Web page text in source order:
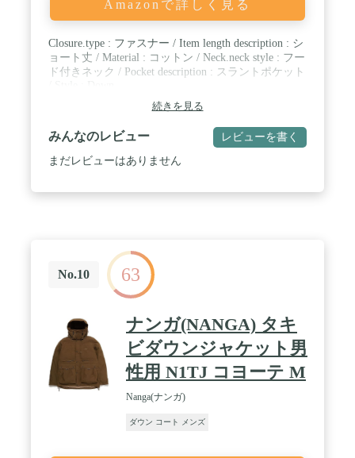
Amazonで詳しく見る
Closure.type : ファスナー / Item length description : シ
ョート丈 / Material : コットン / Neck.neck style : フー
ド付きネック / Pocket description : スラントポケット
続きを見る
みんなのレビュー レビューを書く
まだレビューはありません
No.10 63
ナンガ(NANGA) タキ
ビダウンジャケット男
性用 N1TJ コヨーテ M
Nanga(ナンガ)
ダウン コート メンズ